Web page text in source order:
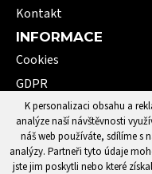
K personalizaci obsahu a
analýze naší návštěvnosti
náš web používáte, sdílíme s
analýzy. Partneři tyto údaje
jste jim poskytli nebo které
Kontakt
INFORMACE
Cookies
GDPR
VOP
101 pojmů první pomoci